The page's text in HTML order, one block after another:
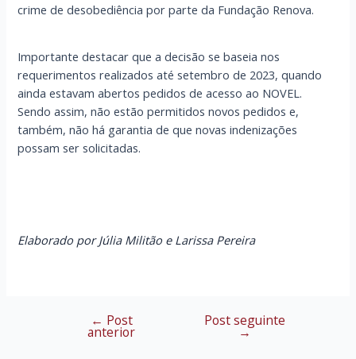
crime de desobediência por parte da Fundação Renova.
Importante destacar que a decisão se baseia nos
requerimentos realizados até setembro de 2023, quando
ainda estavam abertos pedidos de acesso ao NOVEL.
Sendo assim, não estão permitidos novos pedidos e,
também, não há garantia de que novas indenizações
possam ser solicitadas.
Elaborado por Júlia Militão e Larissa Pereira
Navegação
← Post
anterior
Post seguinte
→